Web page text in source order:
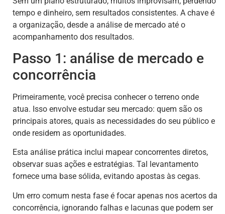
tempo e dinheiro, sem resultados consistentes. A chave é
a organização, desde a análise de mercado até o
acompanhamento dos resultados.
Passo 1: análise de mercado e
concorrência
Primeiramente, você precisa conhecer o terreno onde
atua. Isso envolve estudar seu mercado: quem são os
principais atores, quais as necessidades do seu público e
onde residem as oportunidades.
Esta análise prática inclui mapear concorrentes diretos,
observar suas ações e estratégias. Tal levantamento
fornece uma base sólida, evitando apostas às cegas.
Um erro comum nesta fase é focar apenas nos acertos da
concorrência, ignorando falhas e lacunas que podem ser